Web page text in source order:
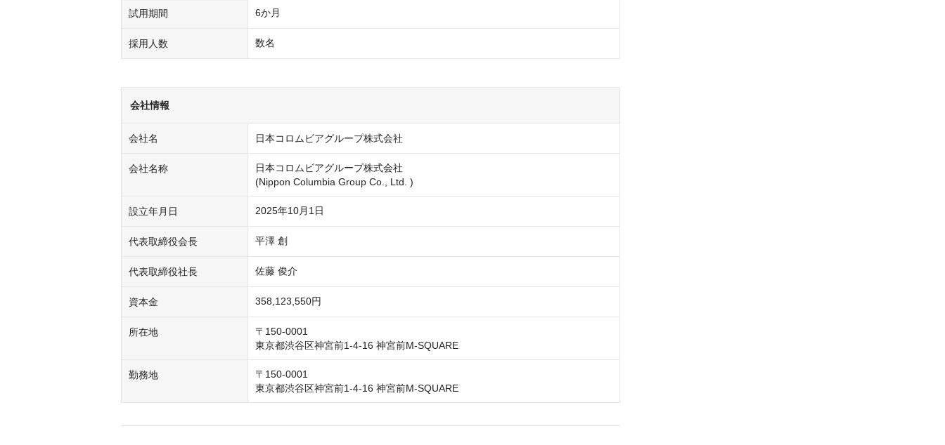
試用期間 6か月
採用人数 数名
会社情報
会社名 日本コロムビアグループ株式会社
会社名称
日本コロムビアグループ株式会社
(Nippon Columbia Group Co., Ltd. )
設立年月日 2025年10月1日
代表取締役会長 平澤 創
代表取締役社長 佐藤 俊介
資本金 358,123,550円
所在地
〒150-0001
東京都渋谷区神宮前1-4-16 神宮前M-SQUARE
勤務地
〒150-0001
東京都渋谷区神宮前1-4-16 神宮前M-SQUARE